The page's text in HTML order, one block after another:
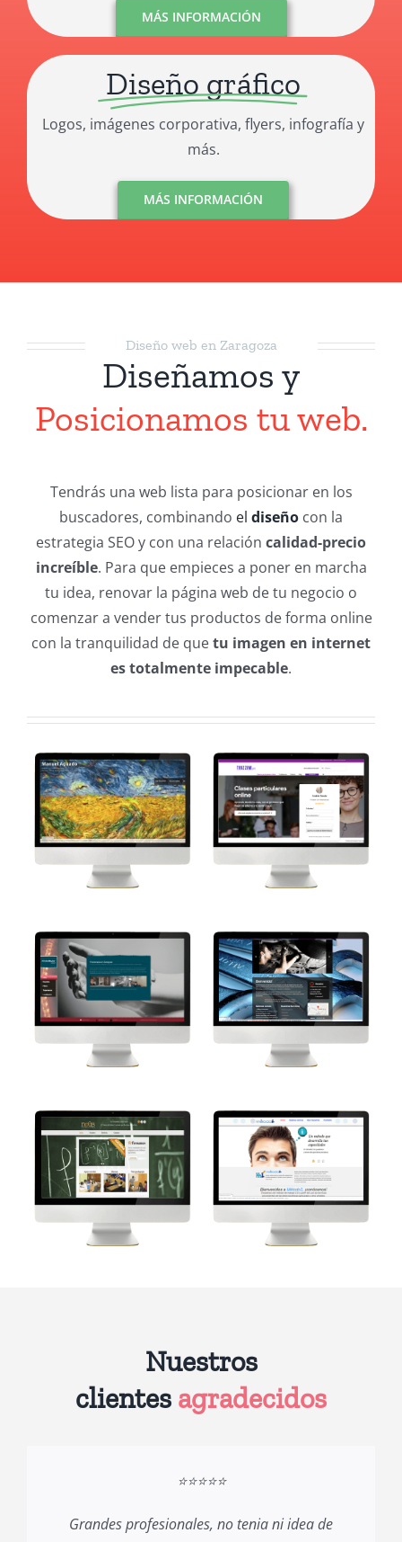
MÁS INFORMACIÓN
Diseño gráfico
Logos, imágenes corporativa, flyers, infografía y
más.
MÁS INFORMACIÓN
Diseño web en Zaragoza
Diseñamos y
Posicionamos tu web.
Tendrás una web lista para posicionar en los
buscadores, combinando el diseño con la
estrategia SEO y con una relación calidad-precio
increíble. Para que empieces a poner en marcha
tu idea, renovar la página web de tu negocio o
comenzar a vender tus productos de forma online
con la tranquilidad de quetu imagen en internet
es totalmente impecable.
Nuestros
clientes agradecidos
⭐⭐⭐⭐⭐
Grandes profesionales, no tenia ni idea de